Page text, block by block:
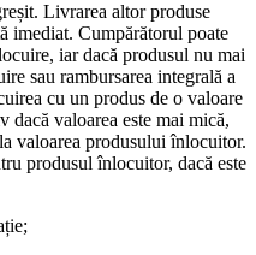
Livrarea altor produse
imediat. Cumpărătorul poate
iar dacă produsul nu mai
sau rambursarea integrală a
cu un produs de o valoare
dacă valoarea este mai mică,
valoarea produsului înlocuitor.
produsul înlocuitor, dacă este